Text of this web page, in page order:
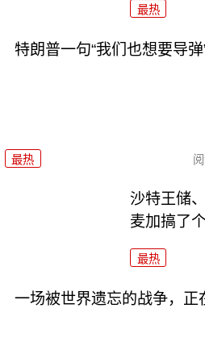
最热
特朗普一句“我们也想要导
最热
沙特王储
麦加搞了
最热
一场被世界遗忘的战争，正